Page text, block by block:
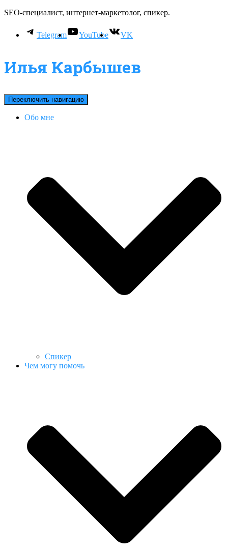
SEO-специалист, интернет-маркетолог, спикер.
Telegram YouTube VK
Илья Карбышев
Переключить навигацию
Обо мне
Спикер
Чем могу помочь